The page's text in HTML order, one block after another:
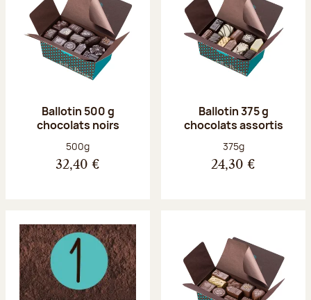
Ballotin 500 g
chocolats noirs
Poids net :
500g
32,40 €
Ballotin 375 g
chocolats assortis
Poids net :
375g
24,30 €